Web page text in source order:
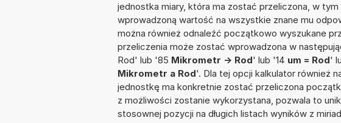
jednostka miary, która ma zostać przeliczona, w
wprowadzoną wartość na wszystkie znane mu
można również odnaleźć początkowo wyszukane
przeliczenia może zostać wprowadzona w
Rod' lub '85 Mikrometr -> Rod' lub '14 um = Rod'
Mikrometr a Rod'. Dla tej opcji kalkulator również
jednostkę ma konkretnie zostać przeliczona
z możliwości zostanie wykorzystana, pozwala to
stosownej pozycji na długich listach wyników z